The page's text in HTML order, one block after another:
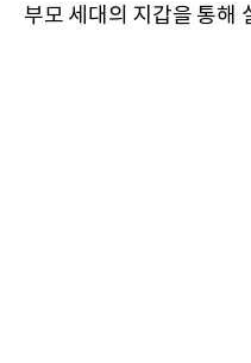
부모 세대의 지갑을 통해